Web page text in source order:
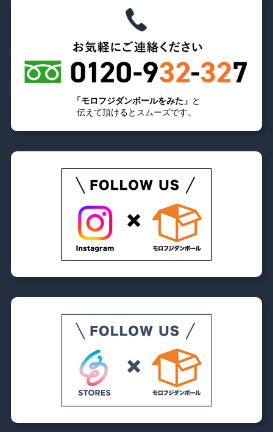
「モロフジダンボールをみた」 と
伝えて頂けるとスムーズです。